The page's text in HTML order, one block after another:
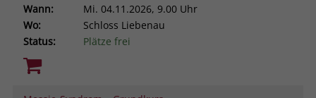
Wann:
Mi. 04.11.2026, 9.00 Uhr
Wo:
Schloss Liebenau
Status:
Plätze frei